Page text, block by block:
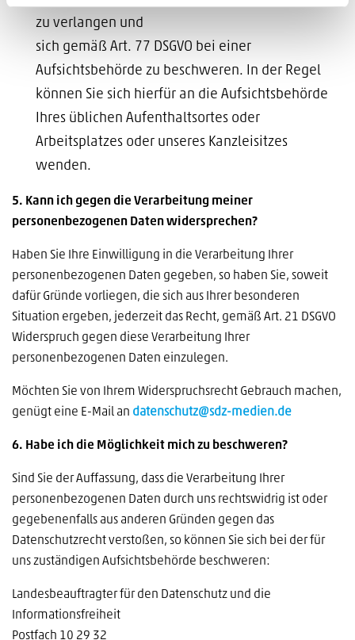
zu verlangen und
sich gemäß Art. 77 DSGVO bei einer
Aufsichtsbehörde zu beschweren. In der Regel
können Sie sich hierfür an die Aufsichtsbehörde
Ihres üblichen Aufenthaltsortes oder
Arbeitsplatzes oder unseres Kanzleisitzes
wenden.
5. Kann ich gegen die Verarbeitung meiner
personenbezogenen Daten widersprechen?
Haben Sie Ihre Einwilligung in die Verarbeitung Ihrer
personenbezogenen Daten gegeben, so haben Sie, soweit
dafür Gründe vorliegen, die sich aus Ihrer besonderen
Situation ergeben, jederzeit das Recht, gemäß Art. 21 DSGVO
Widerspruch gegen diese Verarbeitung Ihrer
personenbezogenen Daten einzulegen.
Möchten Sie von Ihrem Widerspruchsrecht Gebrauch machen,
genügt eine E-Mail an datenschutz@sdz-medien.de
6. Habe ich die Möglichkeit mich zu beschweren?
Sind Sie der Auffassung, dass die Verarbeitung Ihrer
personenbezogenen Daten durch uns rechtswidrig ist oder
gegebenenfalls aus anderen Gründen gegen das
Datenschutzrecht verstoßen, so können Sie sich bei der für
uns zuständigen Aufsichtsbehörde beschweren:
Landesbeauftragter für den Datenschutz und die
Informationsfreiheit
Postfach 10 29 32